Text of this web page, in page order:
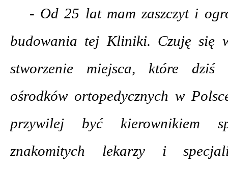
- Od 25 lat mam zaszczyt i
budowania tej Kliniki. Czuję się
stworzenie miejsca, które dziś
ośrodków ortopedycznych w
przywilej być kierownikiem
znakomitych lekarzy i